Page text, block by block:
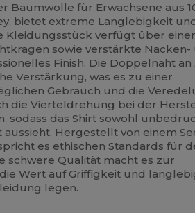
Baumwolle für Erwachsene aus
bietet extreme Langlebigkeit
Kleidungsstück verfügt über
sowie verstärkte Nacken-
Finish. Die Doppelnaht
Verstärkung, was es zu einer
Gebrauch und die
die Vierteldrehung bei der
sodass das Shirt sowohl
Hergestellt von einem
es ethischen Standards für
schwere Qualität macht es zur
Wert auf Griffigkeit und
legen.